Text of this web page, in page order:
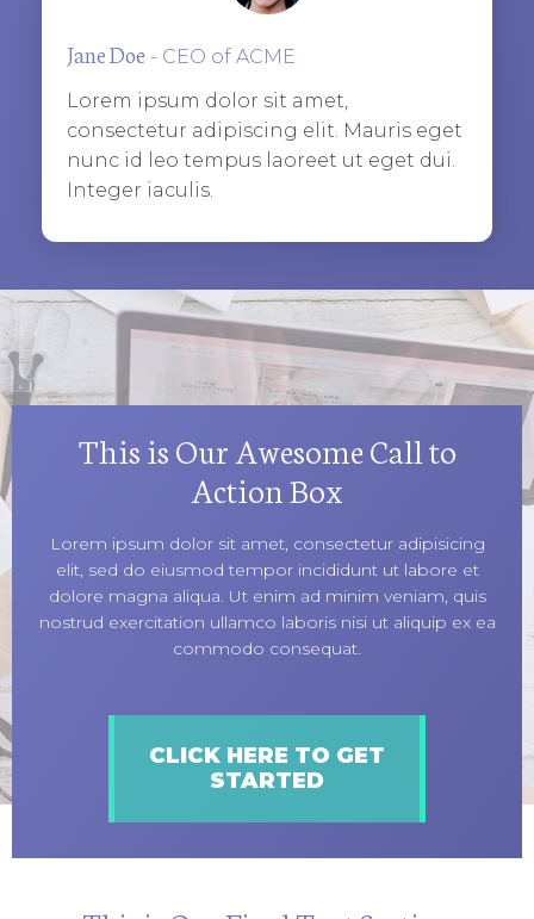
​Jane Doe - CEO of ACME
Lorem ipsum dolor sit amet,
consectetur adipiscing elit. Mauris eget
nunc id leo tempus laoreet ut eget dui.
Integer iaculis.
​This is Our Awesome Call to
Action Box
Lorem ipsum dolor sit amet, consectetur adipisicing
elit, sed do eiusmod tempor incididunt ut labore et
dolore magna aliqua. Ut enim ad minim veniam, quis
nostrud exercitation ullamco laboris nisi ut aliquip ex ea
commodo consequat.
​CLICK HERE TO GET
STARTED